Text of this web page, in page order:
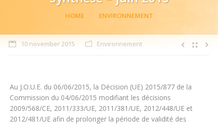
CONTACT
HOME ENVIRONNEMENT
10 november 2015 Environnement
Au J.O.U.E. du 06/06/2015, la Décision (UE) 2015/877 de la
Commission du 04/06/2015 modifiant les décisions
2009/568/CE, 2011/333/UE, 2011/381/UE, 2012/448/UE et
2012/481/UE afin de prolonger la période de validité des